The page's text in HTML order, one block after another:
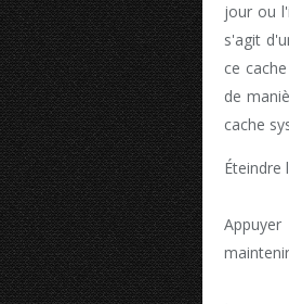
jour ou
s'agit
ce
de
cache
Éteindre